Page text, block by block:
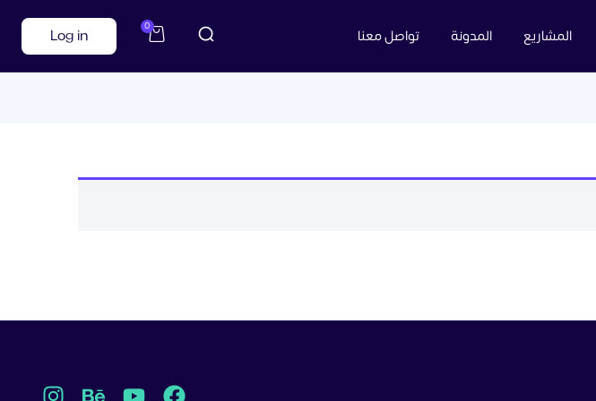
المشاريع المدونة تواصل معنا 0
Log in